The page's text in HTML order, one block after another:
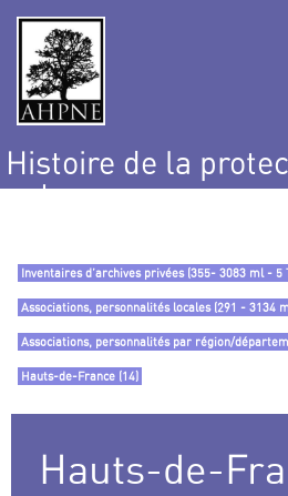
Histoire de la
nature
Inventaires d’archives privées (355- 3083 ml - 5
Associations, personnalités locales (291 - 3134
Associations, personnalités par région/
Hauts-de-France (14)
Hauts-de-